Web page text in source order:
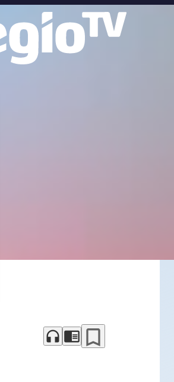
headphones chrome_reader_mode bookmark_border